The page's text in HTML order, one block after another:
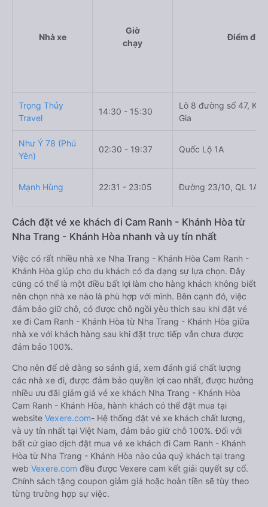
Nhà xe
Giờ
chạy
Điểm đi
Trọng Thủy
Travel
14:30 - 15:30
Lô 8 đường số 47,
Gia
Như Ý 78 (Phú
Yên)
02:30 - 19:37 Quốc Lộ 1A
Mạnh Hùng 22:31 - 23:05 Đường 23/10, QL 1A,
Cách đặt vé xe khách đi Cam Ranh - Khánh Hòa từ
Nha Trang - Khánh Hòa nhanh và uy tín nhất
Việc có rất nhiều nhà xe Nha Trang - Khánh Hòa Cam Ranh -
Khánh Hòa giúp cho du khách có đa dạng sự lựa chọn. Đây
cũng có thể là một điều bất lợi làm cho hàng khách không biết
nên chọn nhà xe nào là phù hợp với mình. Bên cạnh đó, việc
đảm bảo giữ chỗ, có được chỗ ngồi yêu thích sau khi đặt vé
xe đi Cam Ranh - Khánh Hòa từ Nha Trang - Khánh Hòa giữa
nhà xe với khách hàng sau khi đặt trực tiếp vẫn chưa được
đảm bảo 100%.
Cho nên để dễ dàng so sánh giá, xem đánh giá chất lượng
các nhà xe đi, được đảm bảo quyền lợi cao nhất, được hưởng
nhiều ưu đãi giảm giá vé xe khách Nha Trang - Khánh Hòa
Cam Ranh - Khánh Hòa, hành khách có thể đặt mua tại
website Vexere.com- Hệ thống đặt vé xe khách chất lượng,
và uy tín nhất tại Việt Nam, đảm bảo giữ chỗ 100%. Đối với
bất cứ giao dịch đặt mua vé xe khách đi Cam Ranh - Khánh
Hòa từ Nha Trang - Khánh Hòa nào của quý khách tại trang
web Vexere.com đều được Vexere cam kết giải quyết sự cố.
Chính sách tặng coupon giảm giá hoặc hoàn tiền sẽ tùy theo
từng trường hợp sự việc.